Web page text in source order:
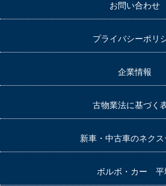
お問い合わせ
プライバシーポリ
企業情報
古物業法に基づく
新車・中古車のネクス
ボルボ・カー 平